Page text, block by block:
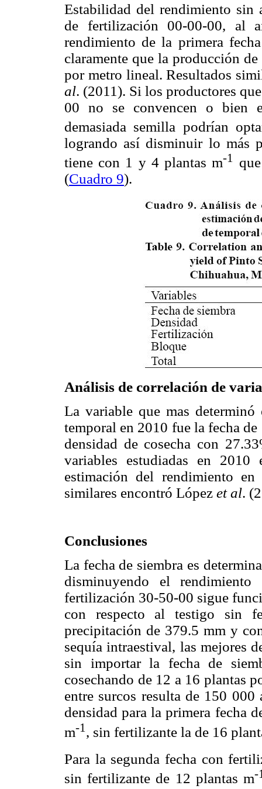
Estabilidad del rendimiento
de fertilización 00-00-00, al
rendimiento de la primera
claramente que la producción
por metro lineal. Resultados
al. (2011). Si los productores
00 no se convencen o bien
demasiada semilla podrían
logrando así disminuir lo más
tiene con 1 y 4 plantas m-1
(Cuadro 9).
Análisis de correlación de
La variable que mas
temporal en 2010 fue la fecha
densidad de cosecha con
variables estudiadas en
estimación del rendimiento
similares encontró López et al.
Conclusiones
La fecha de siembra es
disminuyendo el
fertilización 30-50-00 sigue
con respecto al testigo sin
precipitación de 379.5 mm y
sequía intraestival, las mejores
sin importar la fecha de
cosechando de 12 a 16 plantas
entre surcos resulta de 150
densidad para la primera fecha
m-1 , sin fertilizante la de 16
Para la segunda fecha con
sin fertilizante de 12 plantas m-